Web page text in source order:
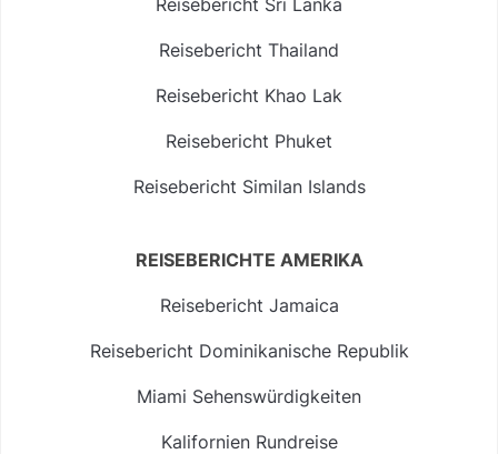
Reisebericht Thailand
Reisebericht Khao Lak
Reisebericht Phuket
Reisebericht Similan Islands
REISEBERICHTE AMERIKA
Reisebericht Jamaica
Reisebericht Dominikanische Republik
Miami Sehenswürdigkeiten
Kalifornien Rundreise